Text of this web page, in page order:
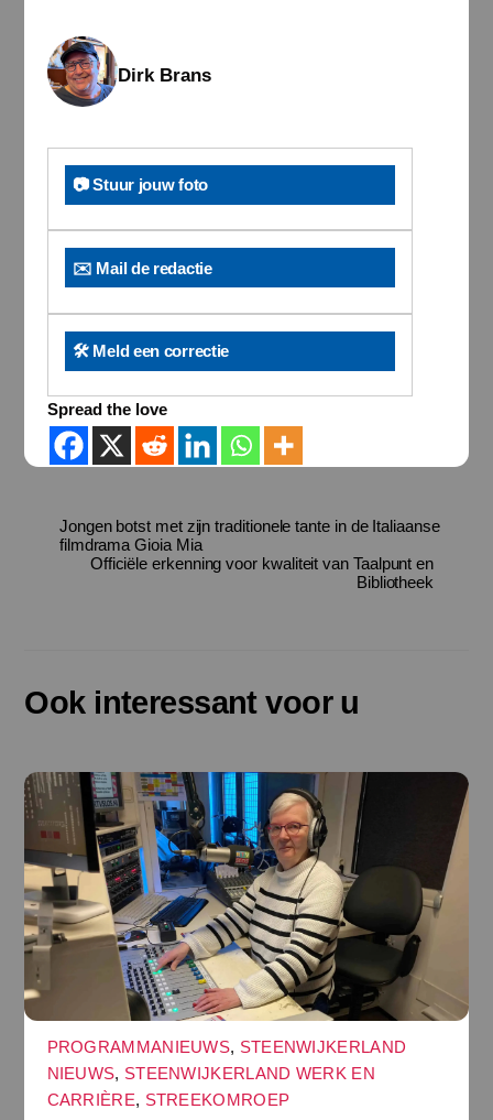
Dirk Brans
📷 Stuur jouw foto
✉️ Mail de redactie
🛠️ Meld een correctie
Spread the love
Jongen botst met zijn traditionele tante in de Italiaanse
filmdrama Gioia Mia
Officiële erkenning voor kwaliteit van Taalpunt en
Bibliotheek
Ook interessant voor u
PROGRAMMANIEUWS, STEENWIJKERLAND
NIEUWS, STEENWIJKERLAND WERK EN
CARRIÈRE, STREEKOMROEP